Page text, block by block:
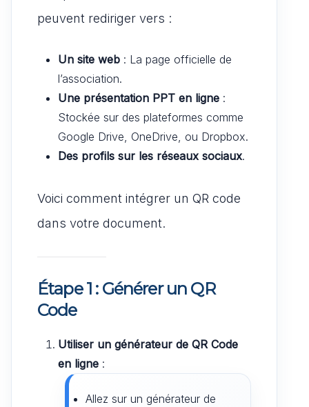
peuvent rediriger vers :
Un site web : La page officielle de
l’association.
Une présentation PPT en ligne :
Stockée sur des plateformes comme
Google Drive, OneDrive, ou Dropbox.
Des profils sur les réseaux sociaux.
Voici comment intégrer un QR code
dans votre document.
Étape 1 : Générer un QR
Code
Utiliser un générateur de QR Code
en ligne :
Allez sur un générateur de